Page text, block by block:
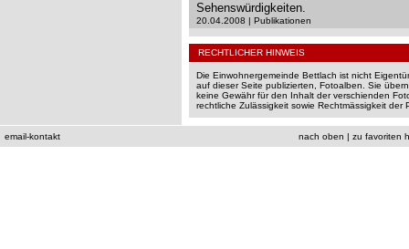
Sehenswürdigkeiten.
20.04.2008 | Publikationen
RECHTLICHER HINWEIS
Die Einwohnergemeinde Bettlach ist nicht
auf dieser Seite publizierten, Fotoalben. Sie
keine Gewähr für den Inhalt der verschienden
rechtliche Zulässigkeit sowie Rechtmässigkeit der
email-kontakt nach oben | zu favoriten